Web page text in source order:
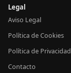
Legal
Aviso Legal
Política de Cookies
Política de Privacidad
Contacto